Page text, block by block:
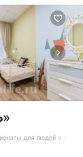
для людей с